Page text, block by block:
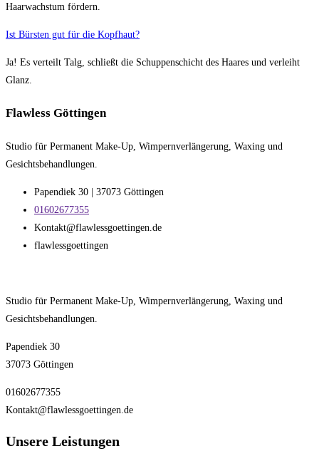
Haarwachstum fördern.
Ist Bürsten gut für die Kopfhaut?
Ja! Es verteilt Talg, schließt die Schuppenschicht des Haares und verleiht
Glanz.
Flawless Göttingen
Studio für Permanent Make-Up, Wimpernverlängerung, Waxing und
Gesichtsbehandlungen.
Papendiek 30 | 37073 Göttingen
01602677355
Kontakt@flawlessgoettingen.de
flawlessgoettingen
Studio für Permanent Make-Up, Wimpernverlängerung, Waxing und
Gesichtsbehandlungen.
Papendiek 30
37073 Göttingen
01602677355
Kontakt@flawlessgoettingen.de
Unsere Leistungen